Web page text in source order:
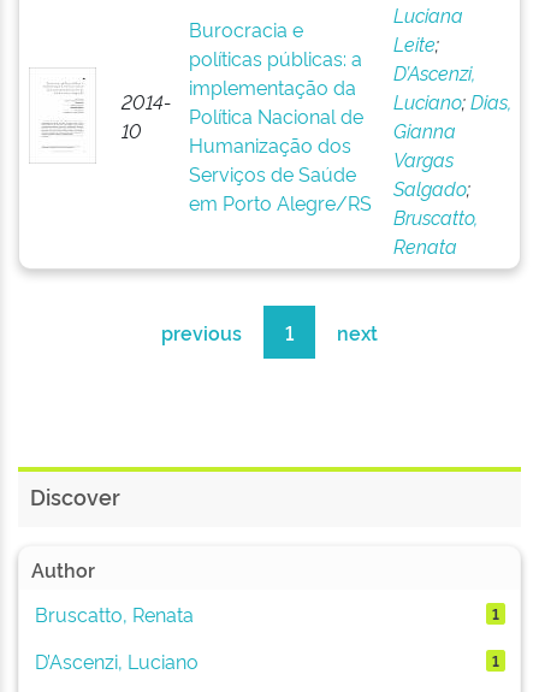
2014-
10
Burocracia e
políticas públicas: a
implementação da
Política Nacional de
Humanização dos
Serviços de Saúde
em Porto Alegre/RS
Luciana
Leite;
D’Ascenzi,
Luciano;Dias,
Gianna
Vargas
Salgado;
Bruscatto,
Renata
previous 1 next
Discover
Author
Bruscatto, Renata
1
D’Ascenzi, Luciano 1